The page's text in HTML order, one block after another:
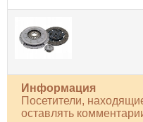
Информация
Посетители,
оставлять